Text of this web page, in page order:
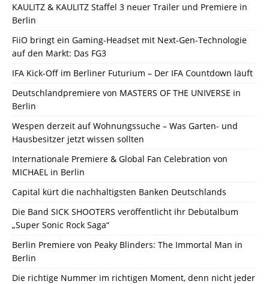
KAULITZ & KAULITZ Staffel 3 neuer Trailer und Premiere in
Berlin
FiiO bringt ein Gaming-Headset mit Next-Gen-Technologie
auf den Markt: Das FG3
IFA Kick-Off im Berliner Futurium – Der IFA Countdown läuft
Deutschlandpremiere von MASTERS OF THE UNIVERSE in
Berlin
Wespen derzeit auf Wohnungssuche – Was Garten- und
Hausbesitzer jetzt wissen sollten
Internationale Premiere & Global Fan Celebration von
MICHAEL in Berlin
Capital kürt die nachhaltigsten Banken Deutschlands
Die Band SICK SHOOTERS veröffentlicht ihr Debütalbum
„Super Sonic Rock Saga“
Berlin Premiere von Peaky Blinders: The Immortal Man in
Berlin
Die richtige Nummer im richtigen Moment, denn nicht jeder